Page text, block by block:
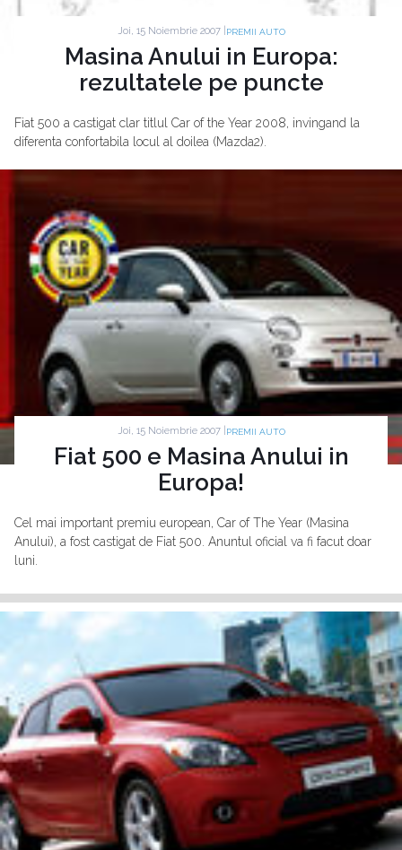
Joi, 15 Noiembrie 2007 | PREMII AUTO
Masina Anului in Europa:
rezultatele pe puncte
Fiat 500 a castigat clar titlul Car of the Year 2008, invingand la
diferenta confortabila locul al doilea (Mazda2).
Joi, 15 Noiembrie 2007 | PREMII AUTO
Fiat 500 e Masina Anului in
Europa!
Cel mai important premiu european, Car of The Year (Masina
Anului), a fost castigat de Fiat 500. Anuntul oficial va fi facut doar
luni.